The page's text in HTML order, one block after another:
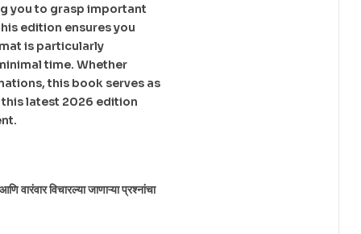
you to grasp important
edition ensures you
is particularly
time. Whether
this book serves as
latest 2026 edition
विचारल्या जाणाऱ्या प्रश्नांचा